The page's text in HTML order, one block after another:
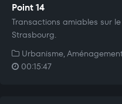
Point 14
Transactions amiables sur
Strasbourg.
Urbanisme,
00:15:47